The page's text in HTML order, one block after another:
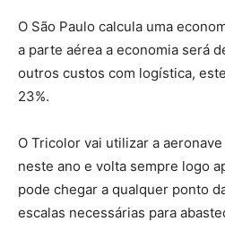
O São Paulo calcula uma
a parte aérea a economia será
outros custos com logística,
23%.
O Tricolor vai utilizar a
neste ano e volta sempre logo
pode chegar a qualquer ponto
escalas necessárias para